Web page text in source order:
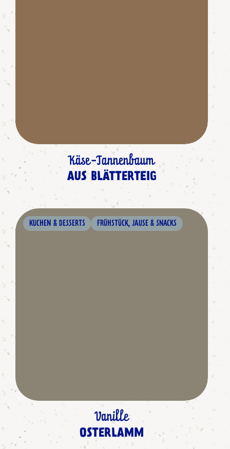
Käse-Tannenbaum
AUS BLÄTTERTEIG
KUCHEN & DESSERTS FRÜHSTÜCK, JAUSE & SNACKS
Vanille
OSTERLAMM